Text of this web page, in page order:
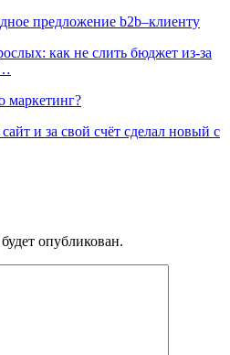
предложение b2b–клиенту
как не слить бюджет из-за
маркетинг?
и за свой счёт сделал новый с
опубликован.